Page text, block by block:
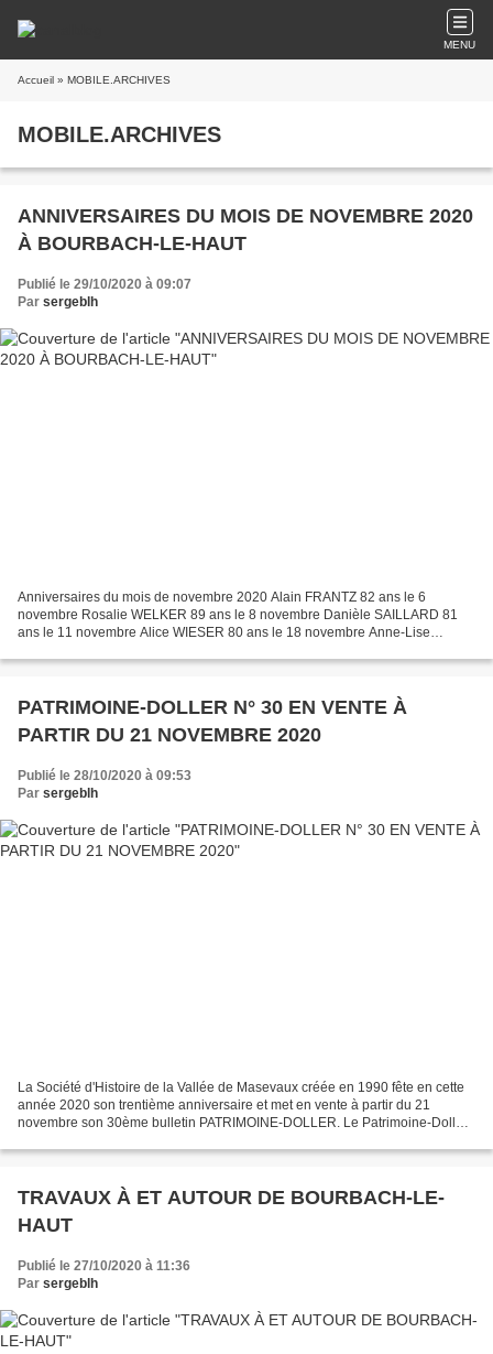
MENU
Accueil » MOBILE.ARCHIVES
MOBILE.ARCHIVES
ANNIVERSAIRES DU MOIS DE NOVEMBRE 2020
À BOURBACH-LE-HAUT
Publié le 29/10/2020 à 09:07
Par sergeblh
Anniversaires du mois de novembre 2020 Alain FRANTZ 82 ans le 6
novembre Rosalie WELKER 89 ans le 8 novembre Danièle SAILLARD 81
ans le 11 novembre Alice WIESER 80 ans le 18 novembre Anne-Lise
PATRIMOINE-DOLLER N° 30 EN VENTE À
PARTIR DU 21 NOVEMBRE 2020
Publié le 28/10/2020 à 09:53
Par sergeblh
La Société d'Histoire de la Vallée de Masevaux créée en 1990 fête en cette
année 2020 son trentième anniversaire et met en vente à partir du 21
novembre son 30ème bulletin PATRIMOINE-DOLLER. Le Patrimoine-Doller
TRAVAUX À ET AUTOUR DE BOURBACH-LE-
HAUT
Publié le 27/10/2020 à 11:36
Par sergeblh